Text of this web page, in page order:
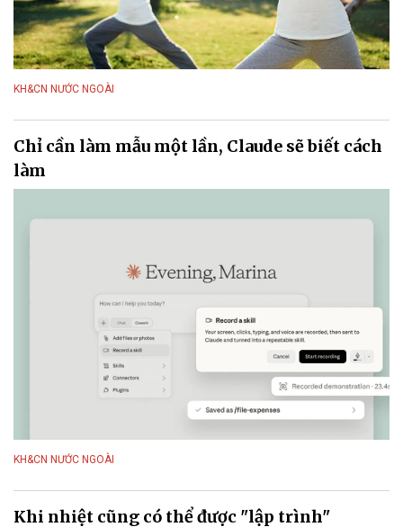
KH&CN NƯỚC NGOÀI
Chỉ cần làm mẫu một lần, Claude sẽ biết cách
làm
KH&CN NƯỚC NGOÀI
Khi nhiệt cũng có thể được "lập trình"